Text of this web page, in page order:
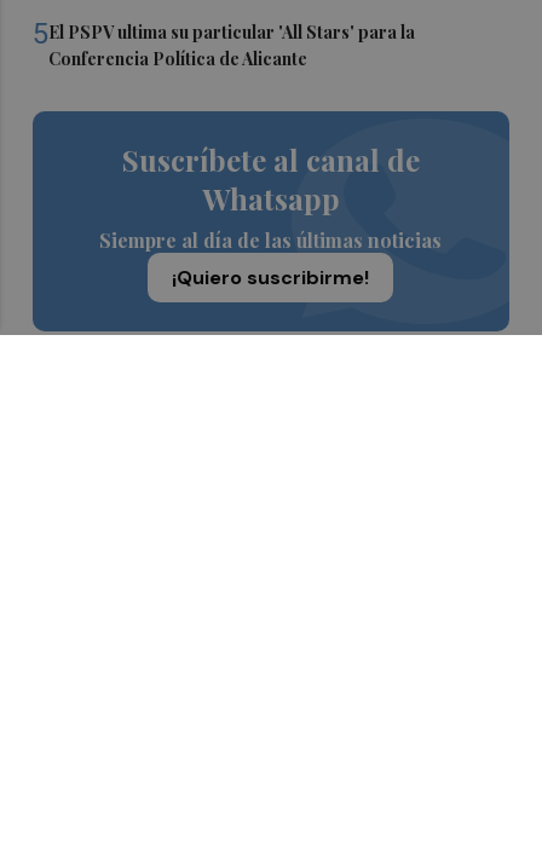
5El PSPV ultima su particular 'All Stars' para la
Conferencia Política de Alicante
Suscríbete al canal de
Whatsapp
Siempre al día de las últimas noticias
¡Quiero suscribirme!